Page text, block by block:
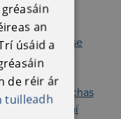
le sainréimse
phoiblí de
le uathachas
rothaí
an
úsáid a
de réir ár
tuilleadh